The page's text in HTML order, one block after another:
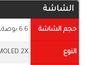
الشاشة
حجم الشاشة 6.6 بوصة، تستحوذ على 87.6% من جسم الجهاز
النوع 2X